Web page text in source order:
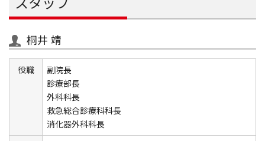
スタッフ
桐井 靖
役職
副院長
診療部長
外科科長
救急総合診療科科長
消化器外科科長